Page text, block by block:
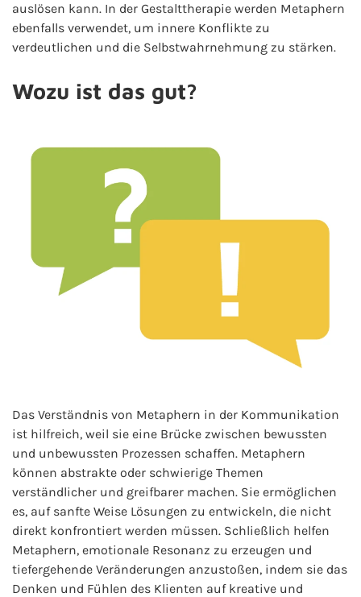
auslösen kann. In der Gestalttherapie werden Metaphern
ebenfalls verwendet, um innere Konflikte zu
verdeutlichen und die Selbstwahrnehmung zu stärken.
Wozu ist das gut?
Das Verständnis von Metaphern in der Kommunikation
ist hilfreich, weil sie eine Brücke zwischen bewussten
und unbewussten Prozessen schaffen. Metaphern
können abstrakte oder schwierige Themen
verständlicher und greifbarer machen. Sie ermöglichen
es, auf sanfte Weise Lösungen zu entwickeln, die nicht
direkt konfrontiert werden müssen. Schließlich helfen
Metaphern, emotionale Resonanz zu erzeugen und
tiefergehende Veränderungen anzustoßen, indem sie das
Denken und Fühlen des Klienten auf kreative und